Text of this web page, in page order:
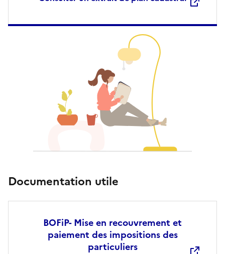
Documentation utile
BOFiP- Mise en recouvrement et
paiement des impositions des
particuliers